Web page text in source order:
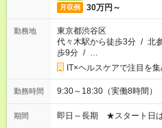
月収例 30万円～
勤務地
東京都渋谷区
代々木駅から徒歩3分 / 北
歩9分 / …
IT×ヘルスケアで注目を
勤務時間 9:30～18:30（実働8時間）
期間 即日～長期 ★スタート日は